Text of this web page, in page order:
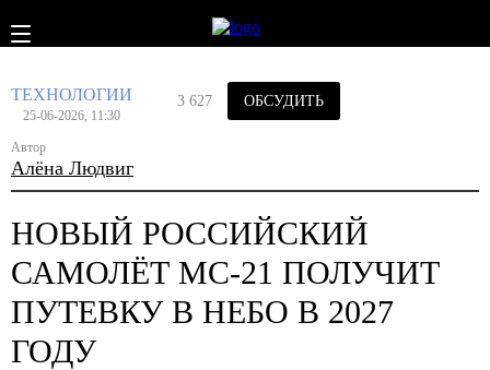
ТЕХНОЛОГИИ
25-06-2026, 11:30
Автор
Алёна Людвиг
3 627 ОБСУДИТЬ
НОВЫЙ РОССИЙСКИЙ
САМОЛЁТ МС-21 ПОЛУЧИТ
ПУТЕВКУ В НЕБО В 2027
ГОДУ